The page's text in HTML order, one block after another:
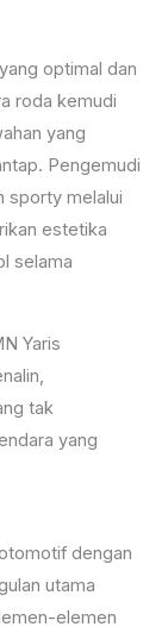
optimal dan
roda kemudi
yang
Pengemudi
sporty melalui
estetika
selama
Yaris
tak
yang
dengan
utama
elemen